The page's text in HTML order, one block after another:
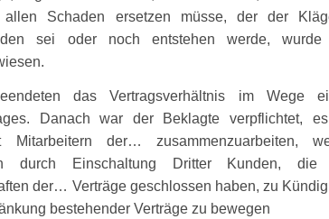
allen Schaden ersetzen müsse, der der
sei oder noch entstehen werde,
das Vertragsverhältnis im Wege
Danach war der Beklagte verpflichtet,
Mitarbeitern der… zusammenzuarbeiten,
durch Einschaltung Dritter Kunden, die
der… Verträge geschlossen haben, zu
bestehender Verträge zu bewegen